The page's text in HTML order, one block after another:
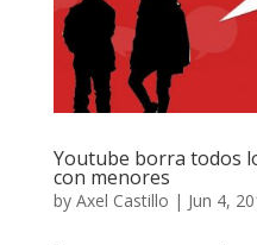
Youtube borra todos
con menores
by Axel Castillo | Jun 4,